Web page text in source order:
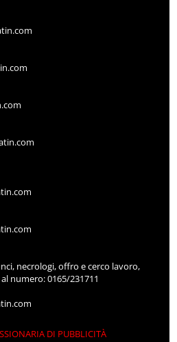
necrologi, offro e cerco lavoro,
numero: 0165/231711
DI PUBBLICITÀ